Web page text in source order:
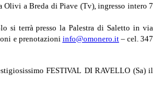
a Breda di Piave (Tv), ingresso intero 7
si terrà presso la Palestra di Saletto in via
e prenotazioni info@omonero.it– cel. 347
FESTIVAL DI RAVELLO (Sa) il